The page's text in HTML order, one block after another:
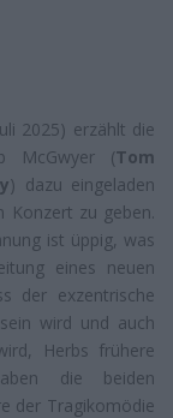
2025) erzählt die
McGwyer (Tom
) dazu eingeladen
Konzert zu geben.
ist üppig, was
eines neuen
der exzentrische
wird und auch
Herbs frühere
die beiden
der Tragikomödie